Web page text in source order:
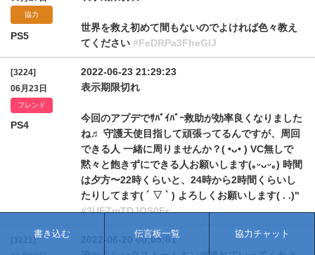
協力
PS5
世界を救え初めて間もないのでよければ色々教え
てください #FeDRPa3FheGlJ
[3224]
06月23日
フレンド
PS4
2022-06-23 21:29:23
表示期限切れ
今回のアプデでｻﾊﾞｲﾊﾞｰ救助が効率良くなりました
ね♬︎ 守護天使目指して頑張ってるんですが、周回
できる人 一緒に周りませんか？( •ᴗ• ) VC無しで
黙々と飽きずにできる人お願いします(｡ᵕᴗᵕ｡) 時間
は夕方〜22時くらいと、24時から2時間くらいし
たりしてます( ´ ▽ ` ) よろしくお願いします( . .)"
#3UFZmTDJOS0Fr
[3221]
2022-06-20 00:05:01
書き込む 伝言板一覧 協力チャット